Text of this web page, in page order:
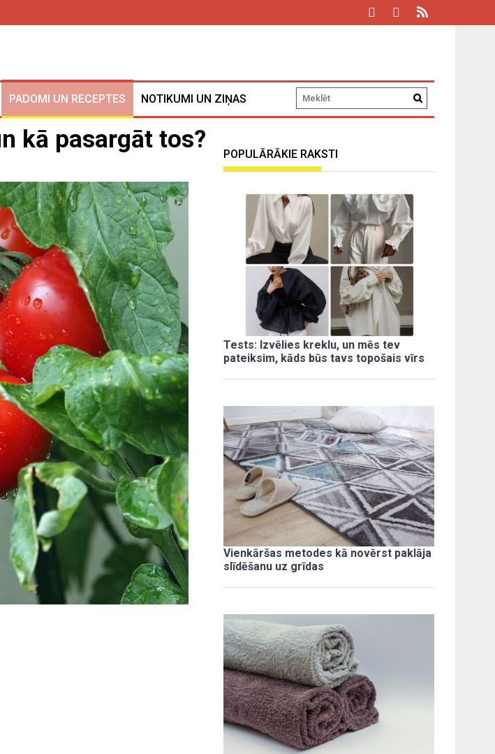
PADOMI UN RECEPTES NOTIKUMI UN ZIŅAS
kā pasargāt tos?
POPULĀRĀKIE RAKSTI
Tests: Izvēlies kreklu, un mēs tev
pateiksim, kāds būs tavs topošais vīrs
Vienkāršas metodes kā novērst paklāja
slīdēšanu uz grīdas